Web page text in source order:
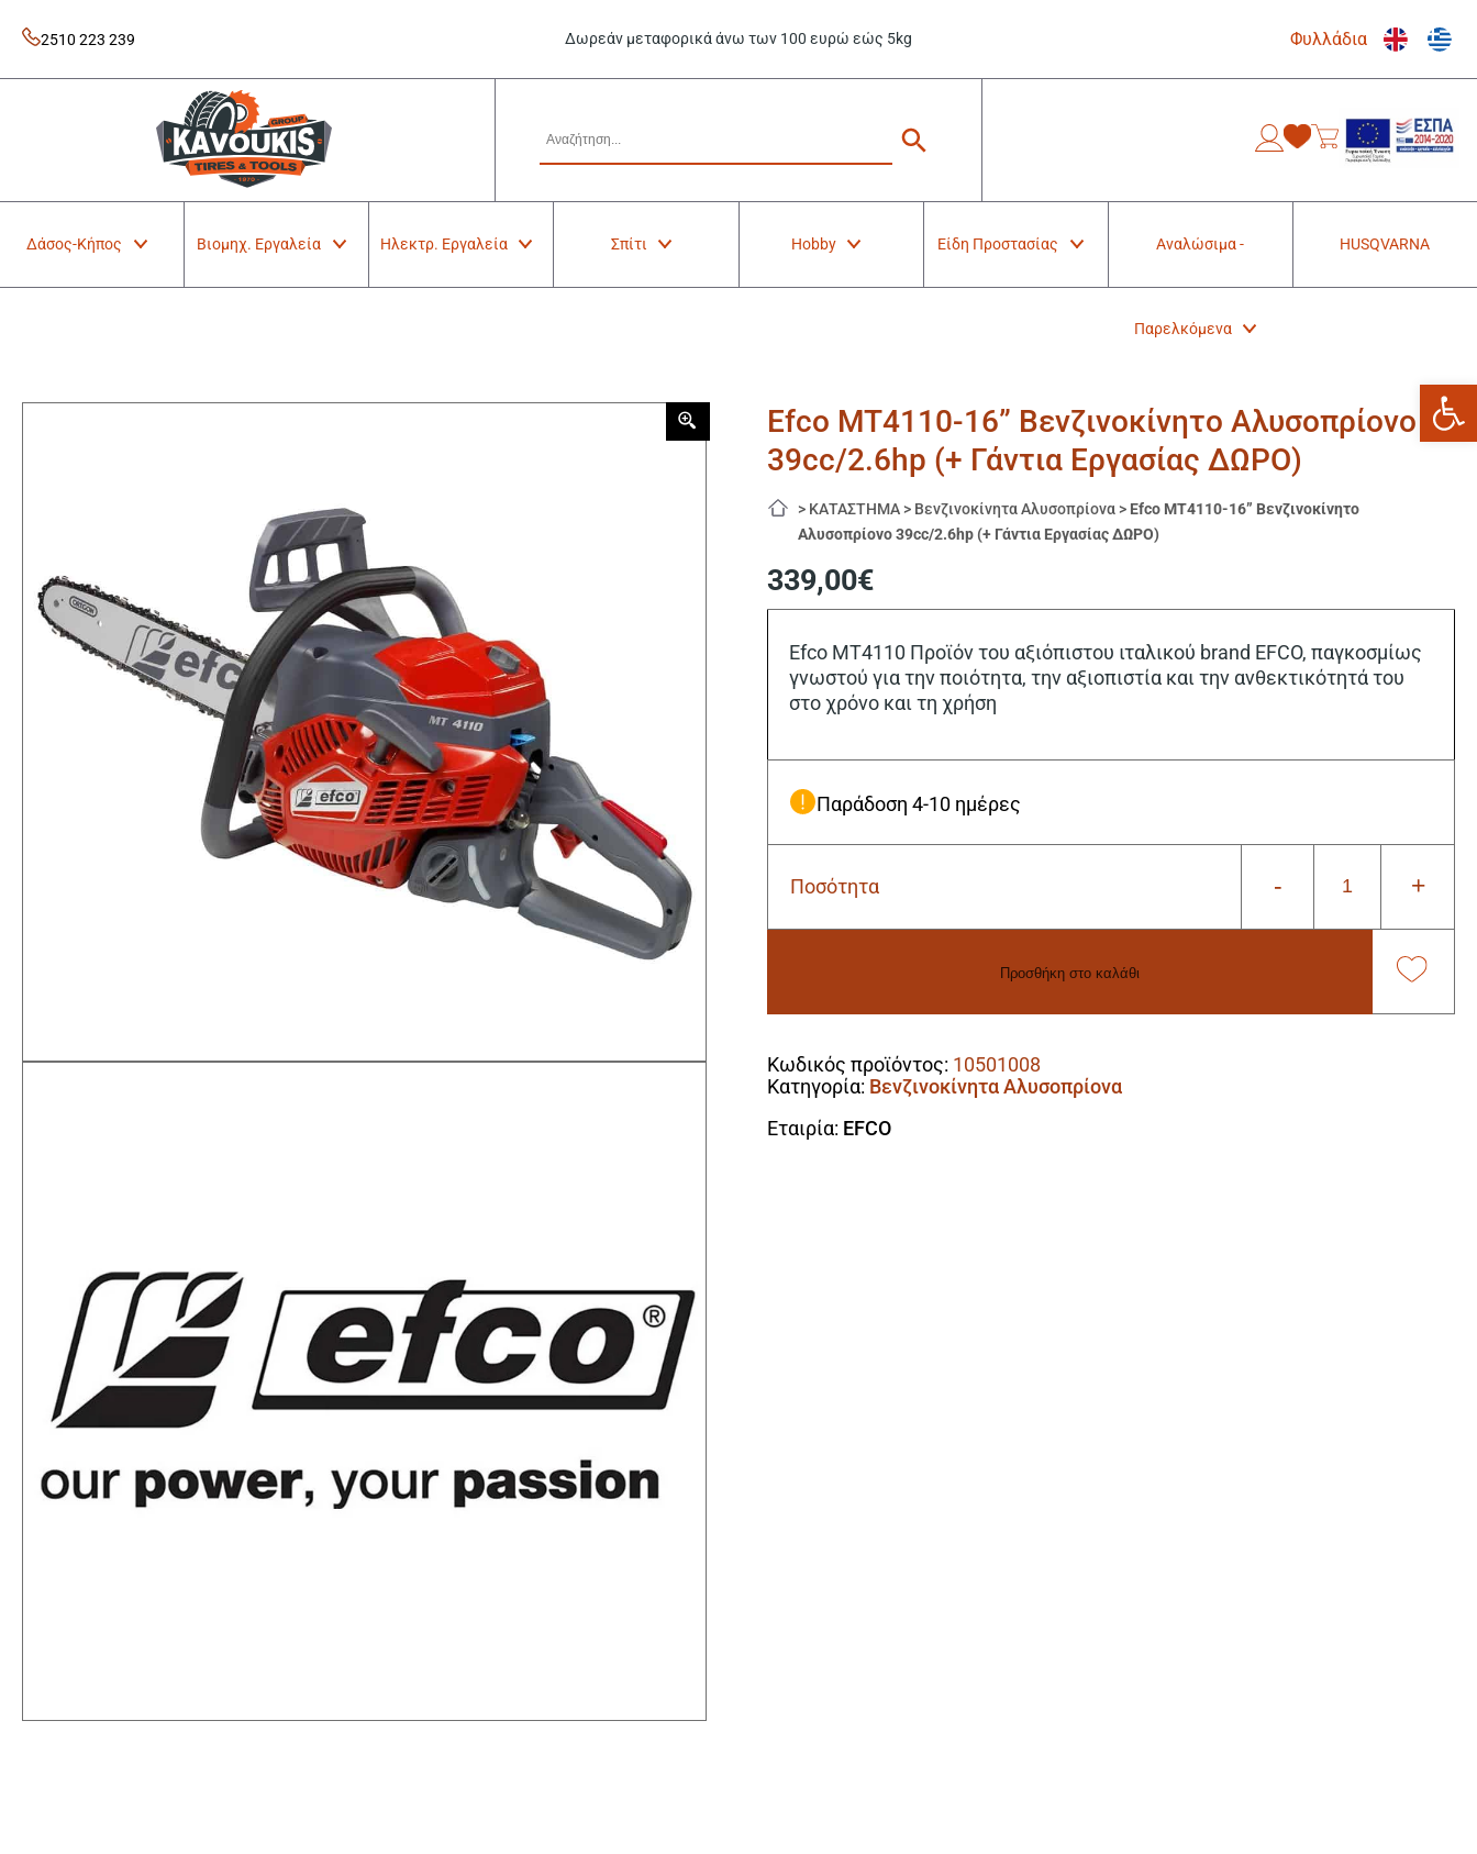
content
2510 223 239 Δωρεάν μεταφορικά άνω των 100 ευρώ εώς 5kg Φυλλάδια
Kavoukis Tools
Tires & Tools
Δάσος-Κήπος Βιομηχ. Εργαλεία Ηλεκτρ. Εργαλεία Σπίτι Hobby Είδη Προστασίας Αναλώσιμα -
Παρελκόμενα
HUSQVARNA
Efco MT4110-16” Βενζινοκίνητο Αλυσοπρίονο
39cc/2.6hp (+ Γάντια Εργασίας ΔΩΡΟ)
> ΚΑΤΑΣΤΗΜΑ > Βενζινοκίνητα Αλυσοπρίονα > Efco MT4110-16” Βενζινοκίνητο
Αλυσοπρίονο 39cc/2.6hp (+ Γάντια Εργασίας ΔΩΡΟ)
339,00€
Efco MT4110 Προϊόν του αξιόπιστου ιταλικού brand EFCO, παγκοσμίως
γνωστού για την ποιότητα, την αξιοπιστία και την ανθεκτικότητά του
στο χρόνο και τη χρήση
Παράδοση 4-10 ημέρες
Ποσότητα -
Efco
Εργασίας
ΔΩΡΟ)
ποσότητα
+
Προσθήκη στο καλάθι
Κωδικός προϊόντος: 10501008
Κατηγορία: Βενζινοκίνητα Αλυσοπρίονα
Εταιρία: EFCO